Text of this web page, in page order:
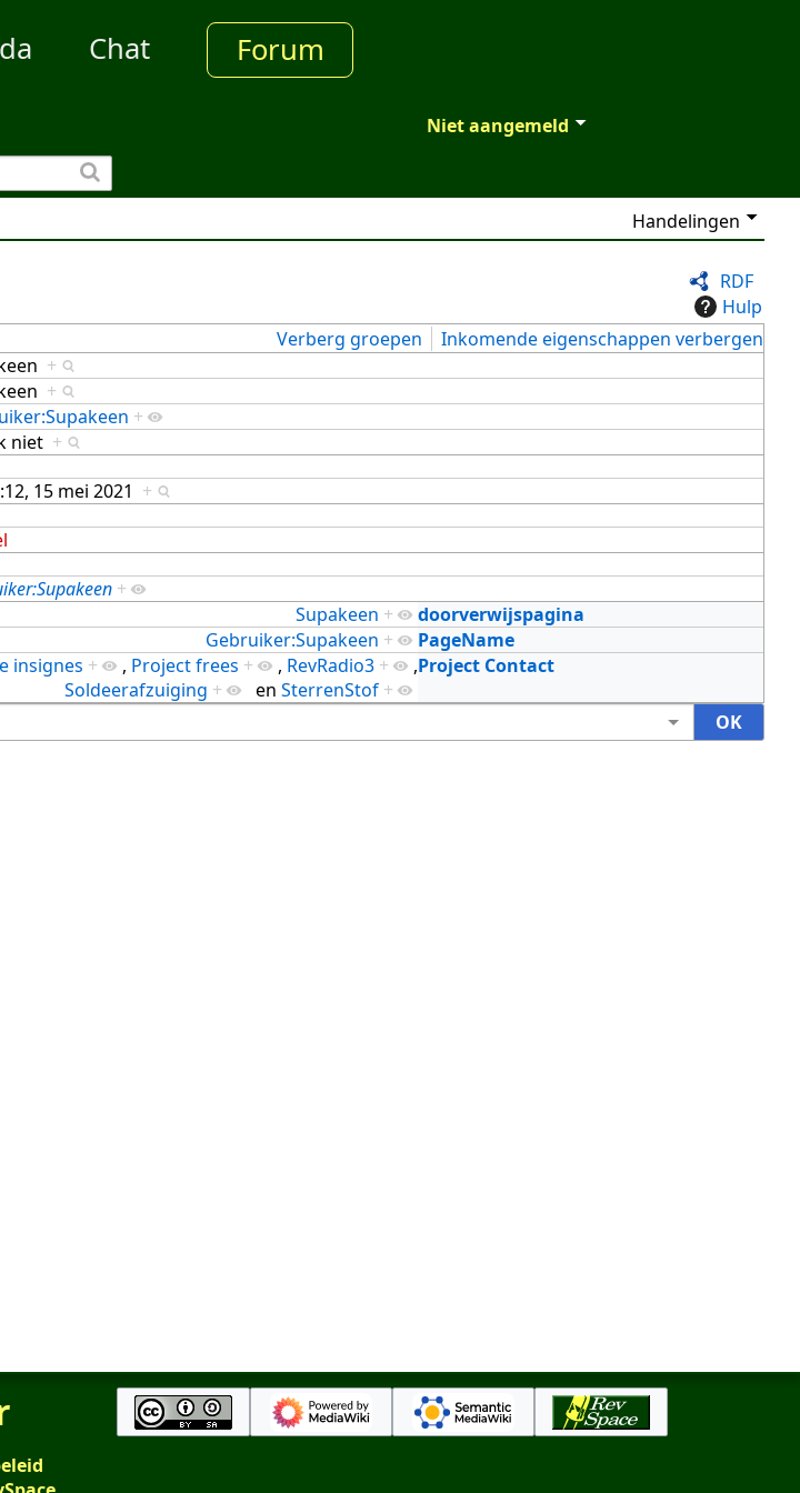
Chat Forum
Niet aangemeld
Handelingen
RDF
Hulp
Verberg groepen
Inkomende eigenschappen verbergen
+
+
+
niet +
15 mei 2021 +
+
doorverwijspagina
Supakeen +
PageName
Gebruiker:Supakeen +
Project Contact
insignes + , Project frees + , RevRadio3 +
,
Soldeerafzuiging + en SterrenStof +